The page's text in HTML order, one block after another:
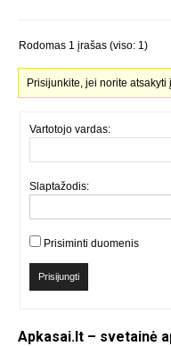
Rodomas 1 įrašas (viso: 1)
Prisijunkite, jei norite atsakyti
Vartotojo vardas:
Slaptažodis:
Prisiminti duomenis
Prisijungti
Apkasai.lt – svetainė